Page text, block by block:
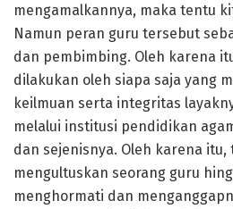
mengamalkannya, maka tentu
Namun peran guru tersebut
dan pembimbing. Oleh karena
dilakukan oleh siapa saja yang
keilmuan serta integritas
melalui institusi pendidikan
dan sejenisnya. Oleh karena itu,
mengultuskan seorang guru
menghormati dan